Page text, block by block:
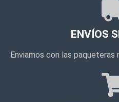
ENVÍOS
Enviamos con las